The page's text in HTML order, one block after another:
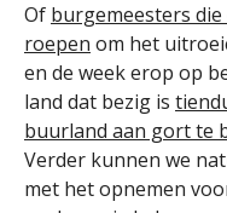
Of burgemeesters die
roepen om het
en de week erop op
land dat bezig is
buurland aan gort te
Verder kunnen we
met het opnemen